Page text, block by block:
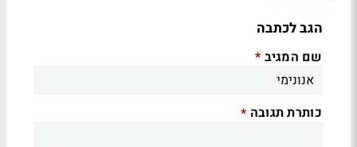
הגב לכתבה
שם המגיב *
כותרת תגובה *